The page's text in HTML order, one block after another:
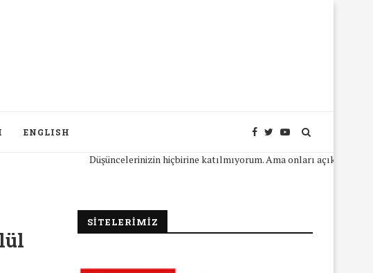
ENGLISH
Düşüncelerinizin hiçbirine katılmıyorum. Ama onları açıkça ifade
SİTELERİMİZ